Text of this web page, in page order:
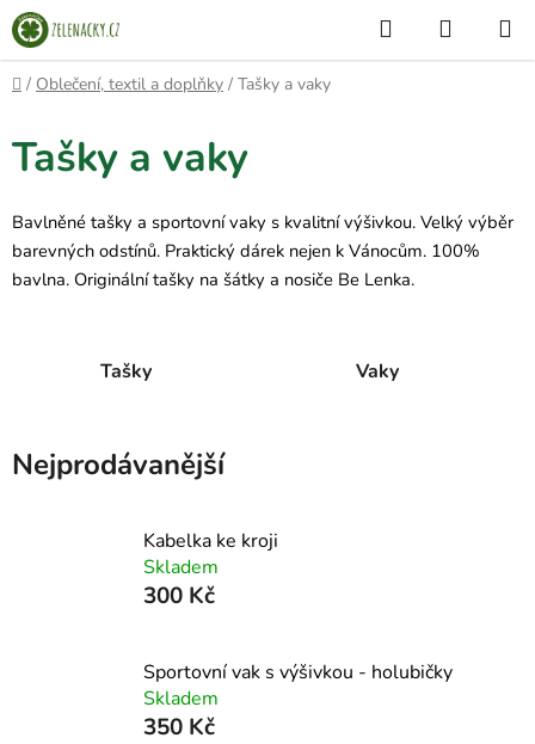
Přejít
na
obsah
Hledat
KOŠÍK
Domů
/ Oblečení, textil a doplňky / Tašky a vaky
Tašky a vaky
Bavlněné tašky a sportovní vaky s kvalitní výšivkou. Velký výběr
barevných odstínů. Praktický dárek nejen k Vánocům. 100%
bavlna. Originální tašky na šátky a nosiče Be Lenka.
Tašky Vaky
Nejprodávanější
Kabelka ke kroji
Skladem
300 Kč
Sportovní vak s výšivkou - holubičky
Skladem
350 Kč